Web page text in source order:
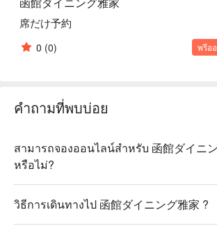
Hakodate’s iconic seafood without waiting.
席だけ予約
0 (0) พรีอ
คำถามที่พบบ่อย
สามารถจองออนไลน์สำหรับ 函館ダイニ
หรือไม่?
วิธีการเดินทางไป 函館ダイニング雅家 ?